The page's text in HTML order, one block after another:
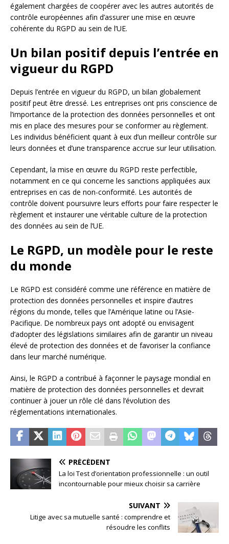
également chargées de coopérer avec les autres autorités de
contrôle européennes afin d’assurer une mise en œuvre
cohérente du RGPD au sein de l’UE.
Un bilan positif depuis l’entrée en
vigueur du RGPD
Depuis l’entrée en vigueur du RGPD, un bilan globalement
positif peut être dressé. Les entreprises ont pris conscience de
l’importance de la protection des données personnelles et ont
mis en place des mesures pour se conformer au règlement.
Les individus bénéficient quant à eux d’un meilleur contrôle sur
leurs données et d’une transparence accrue sur leur utilisation.
Cependant, la mise en œuvre du RGPD reste perfectible,
notamment en ce qui concerne les sanctions appliquées aux
entreprises en cas de non-conformité. Les autorités de
contrôle doivent poursuivre leurs efforts pour faire respecter le
règlement et instaurer une véritable culture de la protection
des données au sein de l’UE.
Le RGPD, un modèle pour le reste
du monde
Le RGPD est considéré comme une référence en matière de
protection des données personnelles et inspire d’autres
régions du monde, telles que l’Amérique latine ou l’Asie-
Pacifique. De nombreux pays ont adopté ou envisagent
d’adopter des législations similaires afin de garantir un niveau
élevé de protection des données et de favoriser la confiance
dans leur marché numérique.
Ainsi, le RGPD a contribué à façonner le paysage mondial en
matière de protection des données personnelles et devrait
continuer à jouer un rôle clé dans l’évolution des
réglementations internationales.
PRÉCÉDENT
La loi Test d’orientation professionnelle : un outil
incontournable pour mieux choisir sa carrière
SUIVANT
Litige avec sa mutuelle santé : comprendre et
résoudre les conflits